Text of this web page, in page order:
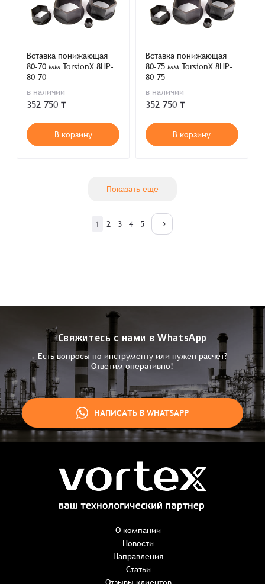
Заказать презентацию
Заказ успешно оформлен
Спасибо, что выбрали нас! Менеджер свяжется с Вами в
Вставка понижающая
80-70 мм TorsionX 8HP-
80-70
в наличии
352 750 ₸
В корзину
Вставка понижающая
80-75 мм TorsionX 8HP-
80-75
в наличии
352 750 ₸
В корзину
Показать еще
1 2 3 4 5
Свяжитесь с нами в WhatsApp
Есть вопросы по инструменту или нужен расчет?
Ответим оперативно!
НАПИСАТЬ В WHATSAPP
О компании
Новости
Направления
Статьи